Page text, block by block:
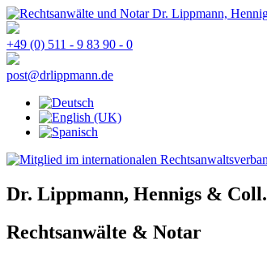
+49 (0) 511 - 9 83 90 - 0
post@drlippmann.de
Dr. Lippmann, Hennigs & Coll.
Rechtsanwälte & Notar